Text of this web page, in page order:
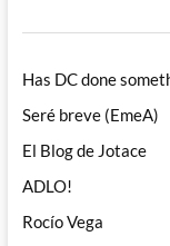
Has DC done
Seré breve (EmeA)
El Blog de Jotace
ADLO!
Rocío Vega